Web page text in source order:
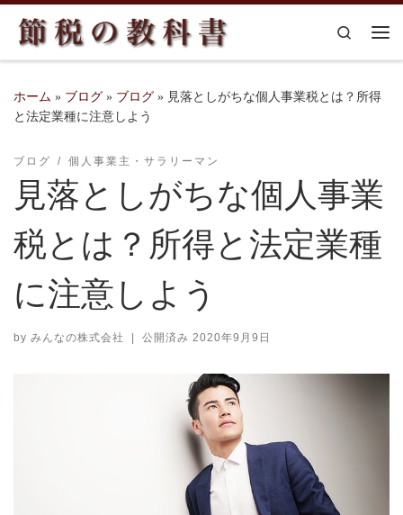
コンテンツへスキップ
Search
ホーム » ブログ » ブログ » 見落としがちな個人事業税とは？所得
と法定業種に注意しよう
ブログ 個人事業主・サラリーマン
見落としがちな個人事業
税とは？所得と法定業種
に注意しよう
by みんなの株式会社 | 公開済み 2020年9月9日